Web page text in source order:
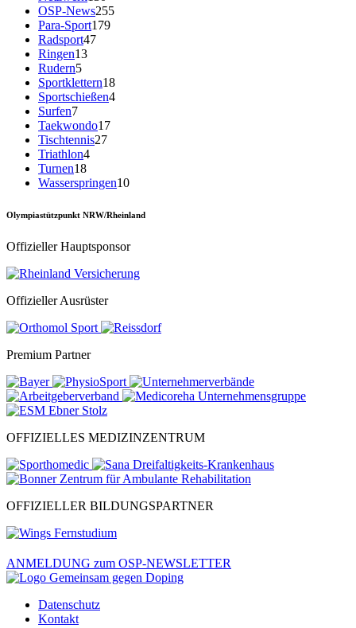
OSP-News255
Para-Sport179
Radsport47
Ringen13
Rudern5
Sportklettern18
Sportschießen4
Surfen7
Taekwondo17
Tischtennis27
Triathlon4
Turnen18
Wasserspringen10
Olympiastützpunkt NRW/Rheinland
Offizieller Hauptsponsor
Offizieller Ausrüster
Premium Partner
OFFIZIELLES MEDIZINZENTRUM
OFFIZIELLER BILDUNGSPARTNER
ANMELDUNG zum OSP-NEWSLETTER
Datenschutz
Kontakt